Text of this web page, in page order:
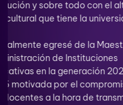
conocimientos y me
herramientas para
Lo que más valoro de
haber aprendido que
continua no solo
trayectoria
nuestra manera de ver